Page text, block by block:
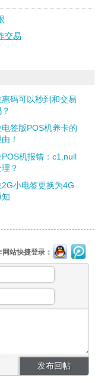
交易
码可以秒到和交易
签版POS机养卡的
！
机报错：c1,null
？
小电签更换为4G
网站快捷登录：